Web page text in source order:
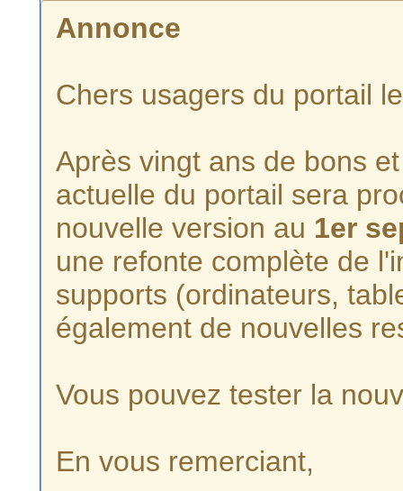
Annonce
Chers usagers du portail
Après vingt ans de bons
actuelle du portail sera
nouvelle version au 1er
une refonte complète de
supports (ordinateurs,
également de nouvelles
Vous pouvez tester la
En vous remerciant,